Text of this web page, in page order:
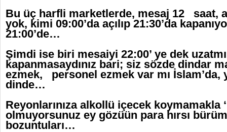
Bu üç harfli marketlerde, mesaj 12 saat,
yok, kimi 09:00’da açılıp 21:30’da
21:00’de…
Şimdi ise biri mesaiyi 22:00’ ye dek
kapanmasaydınız bari; siz sözde dindar
ezmek, personel ezmek var mı İslam’da,
dinde…
Reyonlarınıza alkollü içecek koymamakla
olmuyorsunuz ey gözüün para hırsı
bozuntuları…